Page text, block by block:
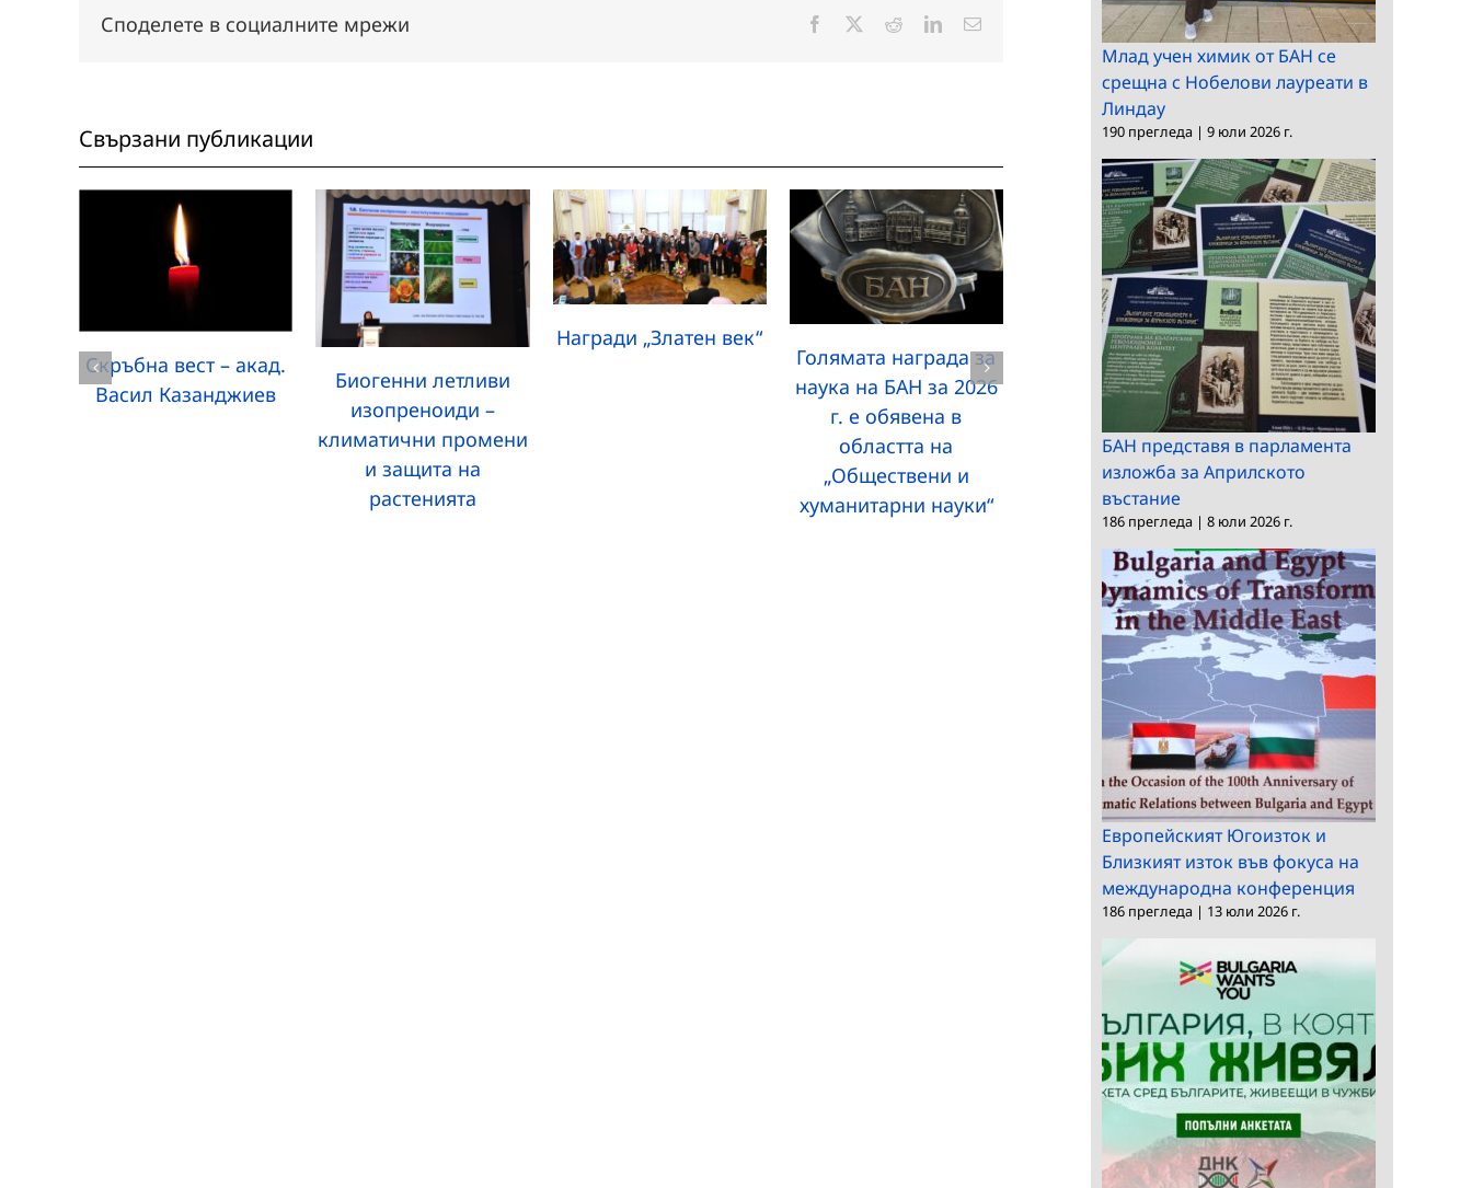
Споделете в социалните мрежи Facebook RedditLinkedInЕлектронна
Свързани публикации
Скръбна вест – акад.
Васил Казанджиев
Биогенни летливи
изопреноиди –
климатични промени
и защита на
растенията
Награди „Златен век“
Голямата награда за
наука на БАН за 2026
г. е обявена в
областта на
„Обществени и
хуманитарни науки“
БАН чества 90-
годишнината на акад.
Васил Сгурев
Орден „Св. св. Кирил
и Методий“ за двама
учени от БАН
Млад учен химик от БАН се
срещна с Нобелови лауреати в
Линдау
190 прегледа | 9 юли 2026 г.
БАН представя в парламента
изложба за Априлското
въстание
186 прегледа | 8 юли 2026 г.
Европейският Югоизток и
Близкият изток във фокуса на
международна конференция
186 прегледа | 13 юли 2026 г.